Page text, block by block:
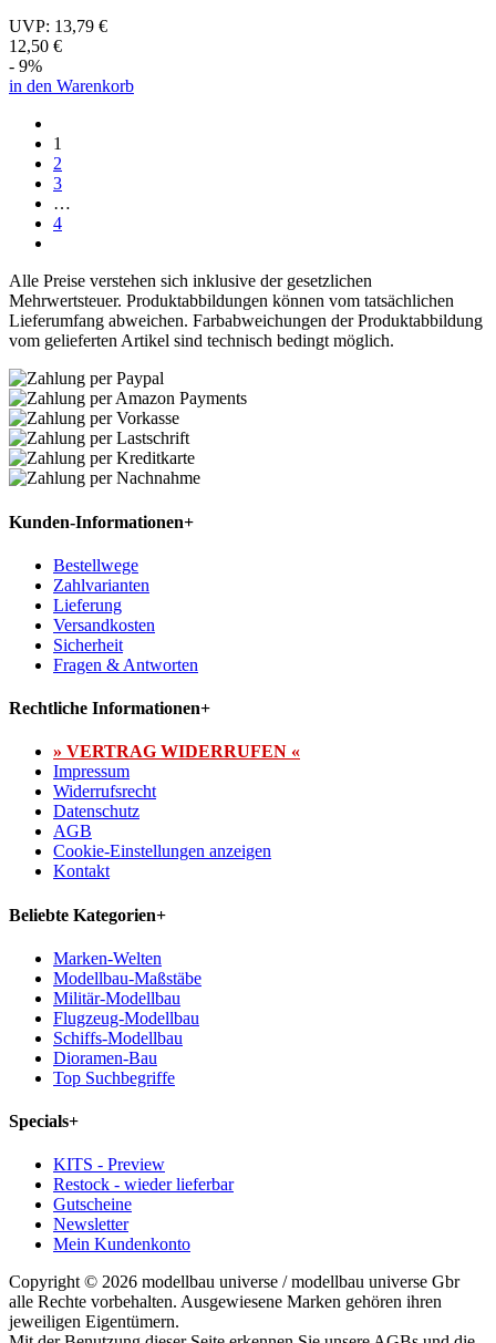
UVP: 13,79 €
12,50 €
- 9%
in den Warenkorb
1
2
3
…
4
Alle Preise verstehen sich inklusive der gesetzlichen
Mehrwertsteuer. Produktabbildungen können vom tatsächlichen
Lieferumfang abweichen. Farbabweichungen der Produktabbildung
vom gelieferten Artikel sind technisch bedingt möglich.
Kunden-Informationen+
Bestellwege
Zahlvarianten
Lieferung
Versandkosten
Sicherheit
Fragen & Antworten
Rechtliche Informationen+
» VERTRAG WIDERRUFEN «
Impressum
Widerrufsrecht
Datenschutz
AGB
Cookie-Einstellungen anzeigen
Kontakt
Beliebte Kategorien+
Marken-Welten
Modellbau-Maßstäbe
Militär-Modellbau
Flugzeug-Modellbau
Schiffs-Modellbau
Dioramen-Bau
Top Suchbegriffe
Specials+
KITS - Preview
Restock - wieder lieferbar
Gutscheine
Newsletter
Mein Kundenkonto
Copyright © 2026 modellbau universe / modellbau universe Gbr
alle Rechte vorbehalten. Ausgewiesene Marken gehören ihren
jeweiligen Eigentümern.